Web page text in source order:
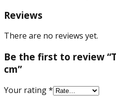
Reviews
There are no reviews yet.
Be the first to review
cm”
Your rating*